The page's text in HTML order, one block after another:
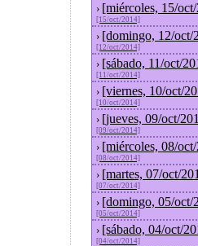
› [miércoles, 15/
[15/oct/2014]
› [domingo, 12/oct/
[12/oct/2014]
› [sábado, 11/oct/
[11/oct/2014]
› [viernes, 10/oct/
[10/oct/2014]
› [jueves, 09/oct/
[09/oct/2014]
› [miércoles, 08/
[08/oct/2014]
› [martes, 07/oct/
[07/oct/2014]
› [domingo, 05/oct/
[05/oct/2014]
› [sábado, 04/oct/
[04/oct/2014]